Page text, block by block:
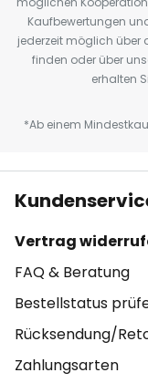
Kaufbewertungen
jederzeit möglich über
finden oder über
erhalten
*Ab einem
Vertrag
FAQ & Beratung
Bestellstatus
Rücksendung/
Zahlungsarten